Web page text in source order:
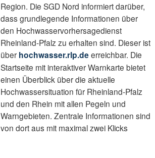
Region. Die SGD Nord informiert darüber,
dass grundlegende Informationen über
den Hochwasservorhersagedienst
Rheinland-Pfalz zu erhalten sind. Dieser ist
über hochwasser.rlp.deerreichbar. Die
Startseite mit interaktiver Warnkarte bietet
einen Überblick über die aktuelle
Hochwassersituation für Rheinland-Pfalz
und den Rhein mit allen Pegeln und
Warngebieten. Zentrale Informationen sind
von dort aus mit maximal zwei Klicks